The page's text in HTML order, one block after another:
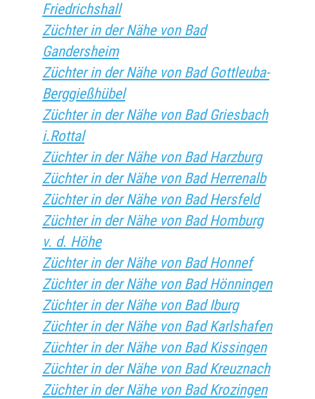
Friedrichshall
Züchter in der Nähe von Bad
Gandersheim
Züchter in der Nähe von Bad Gottleuba-
Berggießhübel
Züchter in der Nähe von Bad Griesbach
i.Rottal
Züchter in der Nähe von Bad Harzburg
Züchter in der Nähe von Bad Herrenalb
Züchter in der Nähe von Bad Hersfeld
Züchter in der Nähe von Bad Homburg
v. d. Höhe
Züchter in der Nähe von Bad Honnef
Züchter in der Nähe von Bad Hönningen
Züchter in der Nähe von Bad Iburg
Züchter in der Nähe von Bad Karlshafen
Züchter in der Nähe von Bad Kissingen
Züchter in der Nähe von Bad Kreuznach
Züchter in der Nähe von Bad Krozingen